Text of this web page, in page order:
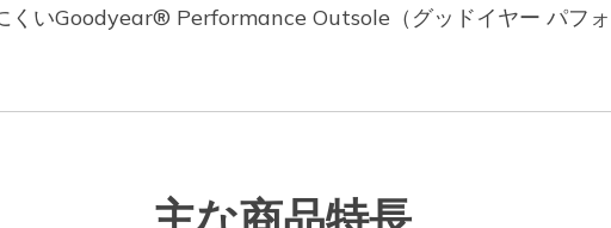
いGoodyear® Performance Outsole（グッドイヤー パフォ